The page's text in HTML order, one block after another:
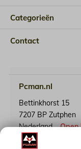
Categorieën
Contact
Pcman.nl
Bettinkhorst 15
7207 BP Zutphen
Nederland
Open